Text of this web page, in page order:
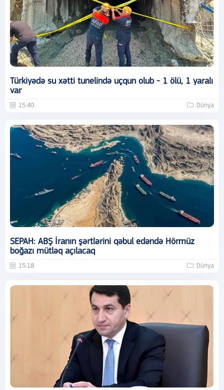
Türkiyədə su xətti tunelində uçqun olub - 1 ölü, 1 yaralı
var
15:40 Dünya
SEPAH: ABŞ İranın şərtlərini qəbul edəndə Hörmüz
boğazı mütləq açılacaq
15:18 Dünya